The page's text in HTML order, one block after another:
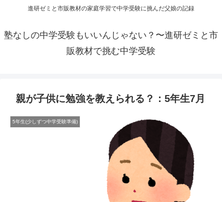
進研ゼミと市販教材の家庭学習で中学受験に挑んだ父娘の記録
塾なしの中学受験もいいんじゃない？〜進研ゼミと市
販教材で挑む中学受験
親が子供に勉強を教えられる？：5年生7月
5年生(少しずつ中学受験準備)